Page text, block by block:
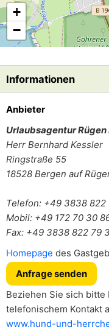
+
−
Informationen
Anbieter
Urlaubsagentur Rügen
Herr Bernhard Kessler
Ringstraße 55
18528 Bergen auf
Telefon: +49 3838 822
Mobil: +49 172 70 30
Fax: +49 3838 822 79
Homepage des
Anfrage senden
Beziehen Sie sich bitte
telefonischem Kontakt
www.hund-und-